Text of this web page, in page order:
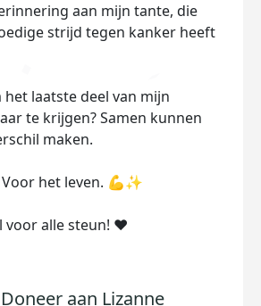
aan mijn tante, die
strijd tegen kanker heeft
het laatste deel van mijn
te krijgen? Samen kunnen
maken.
Voor het leven. 💪✨
voor alle steun! ❤️
Doneer aan Lizanne